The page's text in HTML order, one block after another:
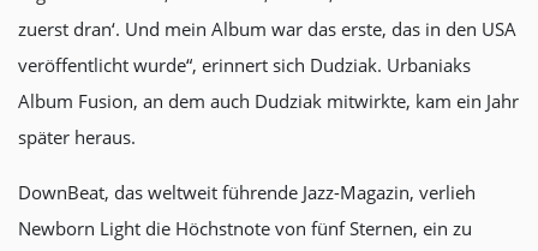
zuerst dran‘. Und mein Album war das erste, das in den USA
veröffentlicht wurde“, erinnert sich Dudziak. Urbaniaks
Album Fusion, an dem auch Dudziak mitwirkte, kam ein Jahr
später heraus.
DownBeat, das weltweit führende Jazz-Magazin, verlieh
Newborn Light die Höchstnote von fünf Sternen, ein zu